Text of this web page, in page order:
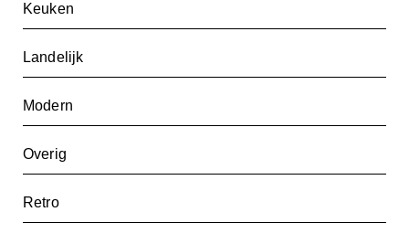
Keuken
Landelijk
Modern
Overig
Retro